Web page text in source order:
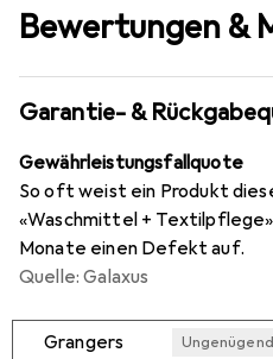
Bewertungen &
Garantie- &
Gewährleistungsfallquote
So oft weist ein Produkt
«Waschmittel +
Monate einen Defekt auf.
Quelle: Galaxus
Grangers